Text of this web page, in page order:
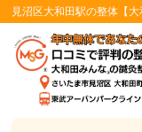
見沼区大和田駅の整体【